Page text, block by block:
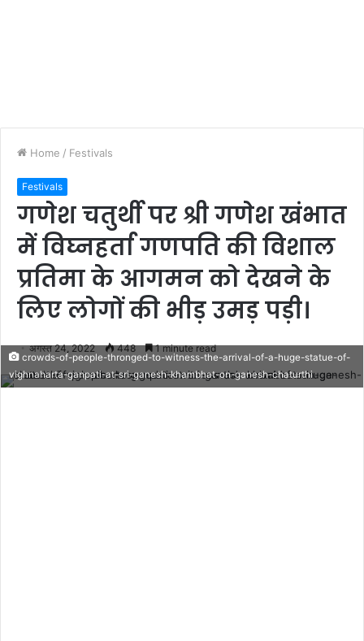
Home / Festivals
Festivals
गणेश चतुर्थी पर श्री गणेश खंभात
में विघ्नहर्ता गणपति की विशाल
प्रतिमा के आगमन को देखने के
लिए लोगों की भीड़ उमड़ पड़ी।
अगस्त 24, 2022 448 1 minute read
crowds-of-people-thronged-to-witness-the-arrival-of-a-huge-statue-of-
vighnaharta-ganpati-at-sri-ganesh-khambhat-on-ganesh-chaturthi